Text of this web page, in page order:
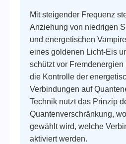
Mit steigender Frequenz
Anziehung von niedrigen
und energetischen
eines goldenen Licht-Eis
schützt vor
die Kontrolle der
Verbindungen auf
Technik nutzt das Prinzip
Quantenverschränkung,
gewählt wird, welche
aktiviert werden.